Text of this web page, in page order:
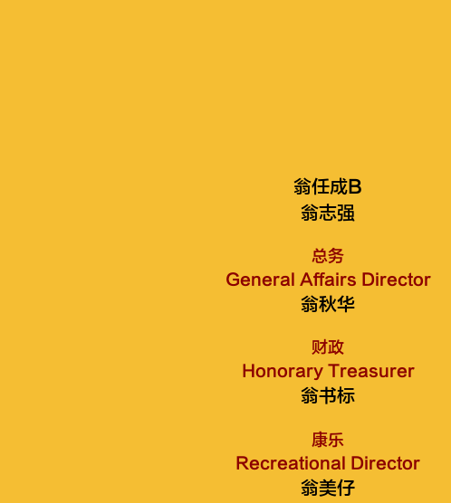
翁任成B
翁志强
总务
General Affairs Director
翁秋华
财政
Honorary Treasurer
翁书标
康乐
Recreational Director
翁美仔